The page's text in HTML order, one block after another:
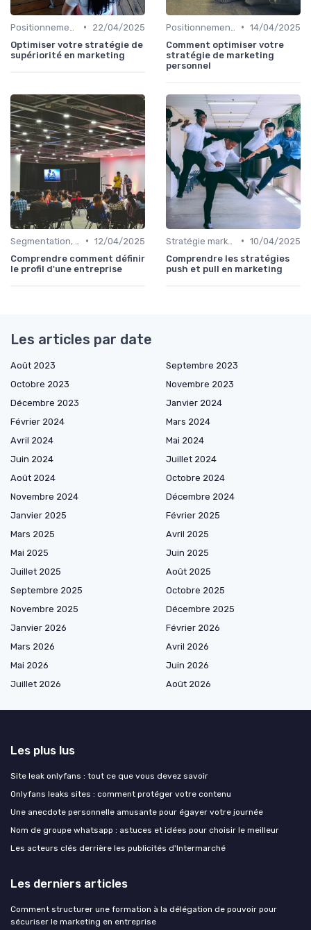
•
22/04/2025
Optimiser votre stratégie de
supériorité en marketing
• 14/04/2025
Comment optimiser votre
stratégie de marketing
personnel
• 12/04/2025
Comprendre comment définir
le profil d'une entreprise
• 10/04/2025
Comprendre les stratégies
push et pull en marketing
Les articles par date
Août 2023
Septembre 2023
Octobre 2023
Novembre 2023
Décembre 2023
Janvier 2024
Février 2024
Mars 2024
Avril 2024
Mai 2024
Juin 2024
Juillet 2024
Août 2024
Octobre 2024
Novembre 2024
Décembre 2024
Janvier 2025
Février 2025
Mars 2025
Avril 2025
Mai 2025
Juin 2025
Juillet 2025
Août 2025
Septembre 2025
Octobre 2025
Novembre 2025
Décembre 2025
Janvier 2026
Février 2026
Mars 2026
Avril 2026
Mai 2026
Juin 2026
Juillet 2026
Août 2026
Les plus lus
Site leak onlyfans : tout ce que vous devez savoir
Onlyfans leaks sites : comment protéger votre contenu
Une anecdote personnelle amusante pour égayer votre journée
Nom de groupe whatsapp : astuces et idées pour choisir le meilleur
Les acteurs clés derrière les publicités d'Intermarché
Les derniers articles
Comment structurer une formation à la délégation de pouvoir pour
sécuriser le marketing en entreprise